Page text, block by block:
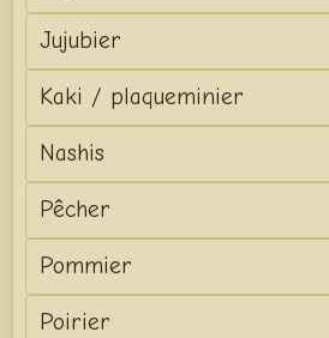
Jujubier
Kaki / plaqueminier
Nashis
Pêcher
Pommier
Poirier